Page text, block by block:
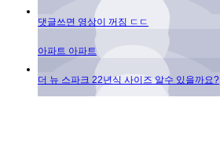
댓글쓰면 영상이 꺼짐 ㄷㄷ
아파트 아파트
더 뉴 스파크 22년식 사이즈 알수 있을까요?